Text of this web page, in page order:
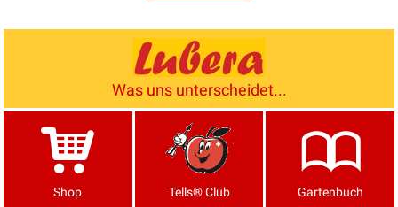
Was uns unterscheidet...
Shop Tells® Club Gartenbuch